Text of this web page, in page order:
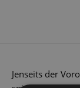
Jenseits der